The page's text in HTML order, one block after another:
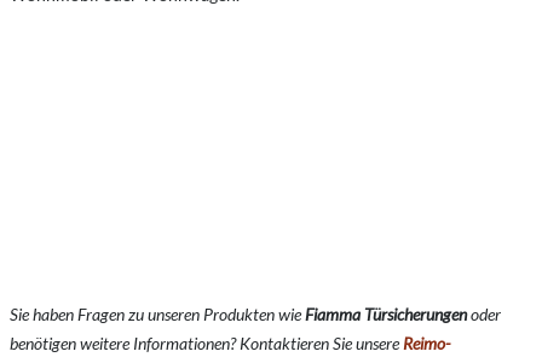
Sie haben Fragen zu unseren Produkten wieFiamma Türsicherungenoder
benötigen weitere Informationen? Kontaktieren Sie unsereReimo-